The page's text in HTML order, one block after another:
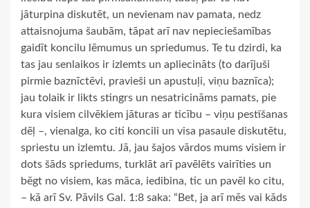
jāturpina diskutēt, un nevienam nav pamata, nedz
attaisnojuma šaubām, tāpat arī nav nepieciešamības
gaidīt koncilu lēmumus un spriedumus. Te tu dzirdi, ka
tas jau senlaikos ir izlemts un apliecināts (to darījuši
pirmie baznīctēvi, pravieši un apustuļi, viņu baznīca);
jau tolaik ir likts stingrs un nesatricināms pamats, pie
kura visiem cilvēkiem jāturas ar ticību – viņu pestīšanas
dēļ –, vienalga, ko citi koncili un visa pasaule diskutētu,
spriestu un izlemtu. Jā, jau šajos vārdos mums visiem ir
dots šāds spriedums, turklāt arī pavēlēts vairīties un
bēgt no visiem, kas māca, iedibina, tic un pavēl ko citu,
– kā arī Sv. Pāvils Gal. 1:8 saka: “Bet, ja arī mēs vai kāds